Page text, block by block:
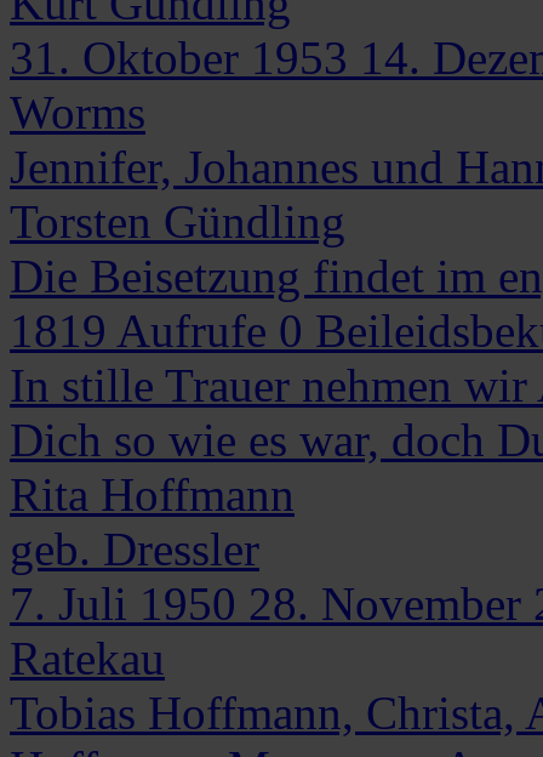
31. Oktober 1953 14.
Worms
Jennifer, Johannes und
Torsten Gündling
Die Beisetzung findet im
1819 Aufrufe 0
In stille Trauer nehmen
Dich so wie es war, doch
Rita Hoffmann
geb. Dressler
7. Juli 1950 28. November
Ratekau
Tobias Hoffmann, Christa,